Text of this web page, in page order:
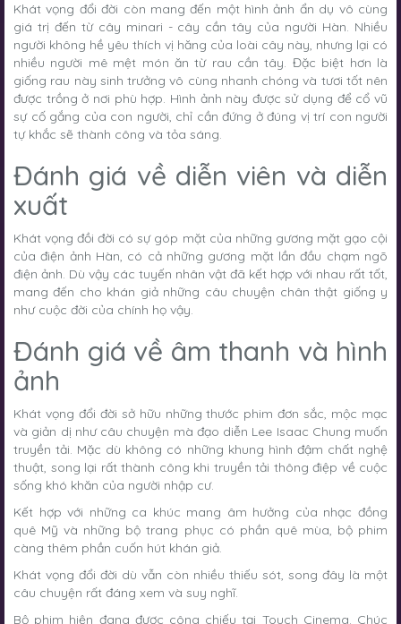
Khát vọng đổi đời còn mang đến một hình ảnh ẩn dụ vô cùng
giá trị đến từ cây minari - cây cần tây của người Hàn. Nhiều
người không hề yêu thích vị hăng của loài cây này, nhưng lại có
nhiều người mê mệt món ăn từ rau cần tây. Đặc biệt hơn là
giống rau này sinh trưởng vô cùng nhanh chóng và tươi tốt nên
được trồng ở nơi phù hợp. Hình ảnh này được sử dụng để cổ vũ
sự cố gắng của con người, chỉ cần đứng ở đúng vị trí con người
tự khắc sẽ thành công và tỏa sáng.
Đánh giá về diễn viên và diễn
xuất
Khát vọng đồi đời có sự góp mặt của những gương mặt gạo cội
của điện ảnh Hàn, có cả những gương mặt lần đầu chạm ngõ
điện ảnh. Dù vậy các tuyến nhân vật đã kết hợp với nhau rất tốt,
mang đến cho khán giả những câu chuyện chân thật giống y
như cuộc đời của chính họ vậy.
Đánh giá về âm thanh và hình
ảnh
Khát vọng đổi đời sở hữu những thước phim đơn sắc, mộc mạc
và giản dị như câu chuyện mà đạo diễn Lee Isaac Chung muốn
truyền tải. Mặc dù không có những khung hình đậm chất nghệ
thuật, song lại rất thành công khi truyền tải thông điệp về cuộc
sống khó khăn của người nhập cư.
Kết hợp với những ca khúc mang âm hưởng của nhạc đồng
quê Mỹ và những bộ trang phục có phần quê mùa, bộ phim
càng thêm phần cuốn hút khán giả.
Khát vọng đổi đời dù vẫn còn nhiều thiếu sót, song đây là một
câu chuyện rất đáng xem và suy nghĩ.
Bộ phim hiện đang được công chiếu tại Touch Cinema. Chúc